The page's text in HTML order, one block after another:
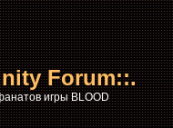
Forum::.
игры BLOOD